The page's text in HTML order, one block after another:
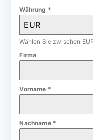
Währung *
EUR
Wählen Sie zwischen
Firma
Vorname *
Nachname *